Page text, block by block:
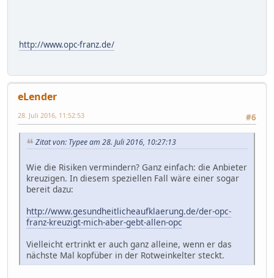
http://www.opc-franz.de/
eLender
#6
28. Juli 2016, 11:52:53
Zitat von: Typee am 28. Juli 2016, 10:27:13
Wie die Risiken vermindern? Ganz einfach: die Anbieter
kreuzigen. In diesem speziellen Fall wäre einer sogar
bereit dazu:
http://www.gesundheitlicheaufklaerung.de/der-opc-
franz-kreuzigt-mich-aber-gebt-allen-opc
Vielleicht ertrinkt er auch ganz alleine, wenn er das
nächste Mal kopfüber in der Rotweinkelter steckt.